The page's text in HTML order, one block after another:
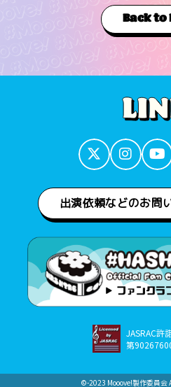
Back to
出演依頼などのお問
JASRAC許
第
©︎-2023 Mooove!製作委員会